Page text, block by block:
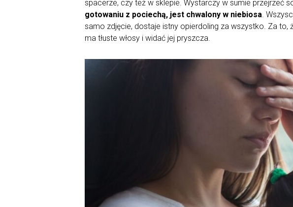
spacerze, czy też w sklepie. Wystarczy w sumie przejrzeć
gotowaniu z pociechą, jest chwalony w niebiosa .
samo zdjęcie, dostaje istny opierdoling za wszystko. Za to,
ma tłuste włosy i widać jej pryszcza.